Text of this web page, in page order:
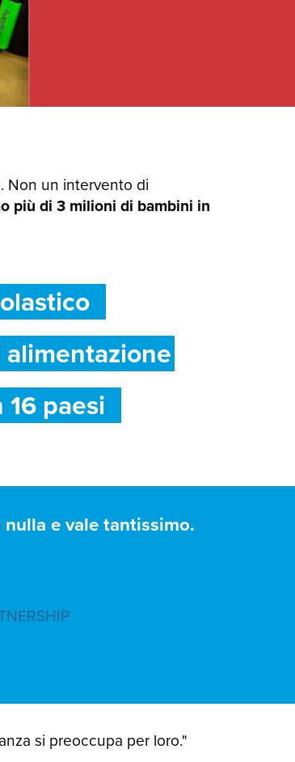
Non un intervento di
più di 3 milioni di bambini in
paesi
e vale tantissimo.
si preoccupa per loro."